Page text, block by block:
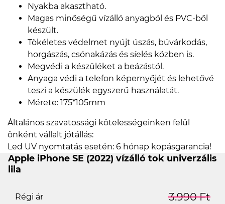
Nyakba akasztható.
Magas minőségű vízálló anyagból és PVC-ből
készült.
Tökéletes védelmet nyújt úszás, búvárkodás,
horgászás, csónakázás és síelés közben is.
Megvédi a készüléket a beázástól.
Anyaga védi a telefon képernyőjét és lehetővé
teszi a készülék egyszerű használatát.
Mérete: 175*105mm
Általános szavatossági kötelességeinken felül
önként vállalt jótállás:
Led UV nyomtatás esetén: 6 hónap kopásgarancia!
Apple iPhone SE (2022) vízálló tok univerzális
lila
Régi ár 3.990 Ft